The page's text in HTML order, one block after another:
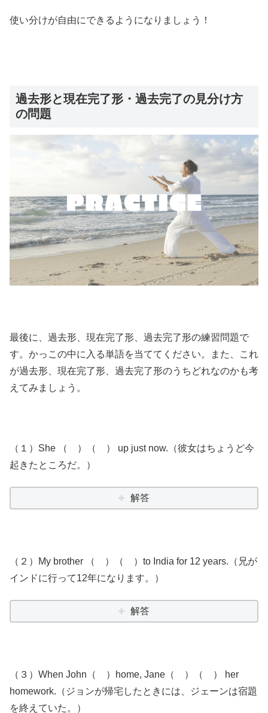
使い分けが自由にできるようになりましょう！
過去形と現在完了形・過去完了の見分け方
の問題
最後に、過去形、現在完了形、過去完了形の練習問題で
す。かっこの中に入る単語を当ててください。また、これ
が過去形、現在完了形、過去完了形のうちどれなのかも考
えてみましょう。
（１）She （ ）（ ） up just now.（彼女はちょうど今
起きたところだ。）
解答
（２）My brother （ ）（ ）to India for 12 years.（兄が
インドに行って12年になります。）
解答
（３）When John（ ）home, Jane（ ）（ ） her
homework.（ジョンが帰宅したときには、ジェーンは宿題
を終えていた。）